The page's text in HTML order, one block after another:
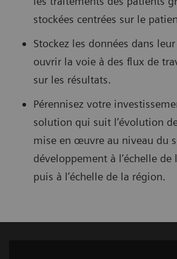
stockées centrées sur le
Stockez les données dans
ouvrir la voie à des flux de
sur les résultats.
Pérennisez votre
solution qui suit l’évolution
mise en œuvre au niveau du
développement à l’échelle de
puis à l’échelle de la région.